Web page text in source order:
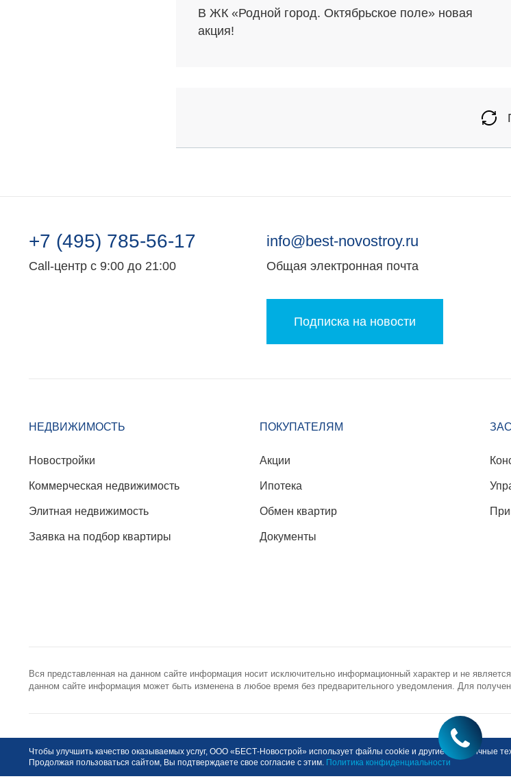
Call-центр 24/7 Общая электронная почта
В ЖК «Родной город. Октябрьское поле» новая
акция!
+7 (495) 785-56-17
Call-центр с 9:00 до 21:00
info@best-novostroy.ru
Общая электронная почта
Подписка на новости
НЕДВИЖИМОСТЬ
Новостройки
Коммерческая недвижимость
Элитная недвижимость
Заявка на подбор квартиры
ПОКУПАТЕЛЯМ
Акции
Ипотека
Обмен квартир
Документы
Вся представленная на данном сайте информация носит исключительно информационный характер и не
данном сайте информация может быть изменена в любое время без предварительного уведомления. Для
Чтобы улучшить качество оказываемых услуг, ООО «БЕСТ-Новострой» использует файлы cookie и другие аналогичные
Продолжая пользоваться сайтом, Вы подтверждаете свое согласие с этим. Политика конфиденциальности